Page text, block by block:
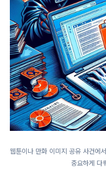
웹툰이나 만화 이미지 공유 사건에
중요하게 다